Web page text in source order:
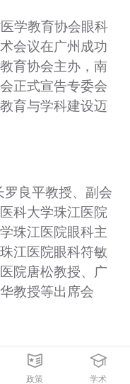
政策 学术
学教育协会眼科
会议在广州成功
育协会主办，南
正式宣告专委会
育与学科建设迈
良平教授、副会
科大学珠江医院
珠江医院眼科主
江医院眼科符敏
院唐松教授、广
教授等出席会